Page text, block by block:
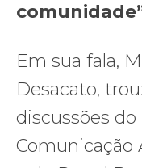
Em sua fala,
Desacato,
discussões
Comunicação